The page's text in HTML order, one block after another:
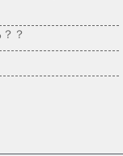
？